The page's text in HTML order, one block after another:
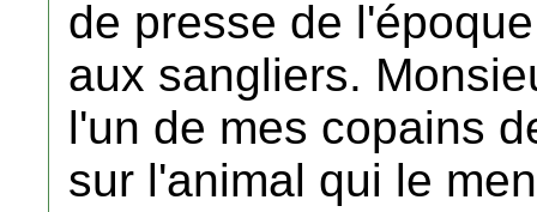
de presse de
aux sangliers.
l'un de mes copains
sur l'animal qui le